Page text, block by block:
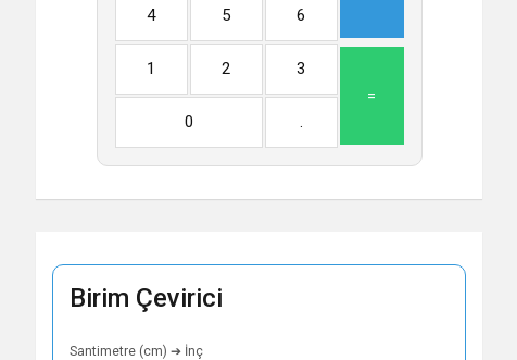
4
5 6
1 2
3
=
0
.
Birim Çevirici
Santimetre (cm) ➔ İnç